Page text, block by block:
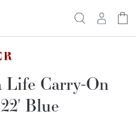
Life Carry-On
Blue